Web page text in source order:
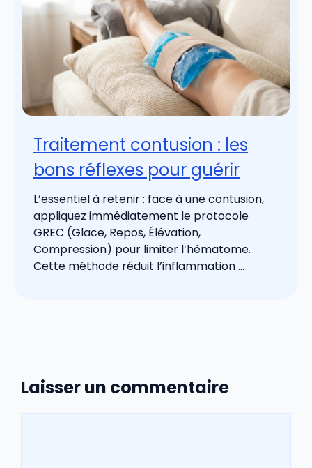
Traitement contusion : les
bons réflexes pour guérir
L’essentiel à retenir : face à une contusion,
appliquez immédiatement le protocole
GREC (Glace, Repos, Élévation,
Compression) pour limiter l’hématome.
Cette méthode réduit l’inflammation ...
Laisser un commentaire